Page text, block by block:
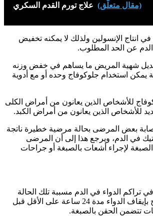
(مقال متعلّق) علاج تورم القدم السكري
في انتاج الإنسولين ولذلك لا يمكنه تخفيض
عن الحد المطلوب.
شهية المريض ما يساهم في خفض وزنه
يمكن استخدام جلوكوفاج وحده أو مع أدوية
للأشخاص الذين يعانون من أمراض الكلى
للأشخاص الذين يعانون من أمراض الكبد.
بعض المرضى بحالة مرضية خطيرة ناتجة
في الدم، ويرجع هذا إلى أن المرضى
لإجراء أشعات بالصبغة أو جراحات
تراكم الدواء في الدم مسببة تلك الحالة
الخطيرة، ولذلك ينصح بإيقاف الدواء مدة 24 ساعة على الأقل قبل
تتضمن الحقن بالصبغة.